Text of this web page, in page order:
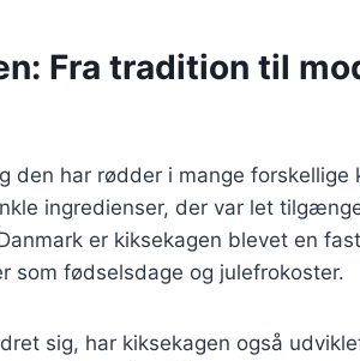
Fra tradition til
den har rødder i mange forskellige
ingredienser, der var let
er kiksekagen blevet en
fødselsdage og julefrokoster.
sig, har kiksekagen også